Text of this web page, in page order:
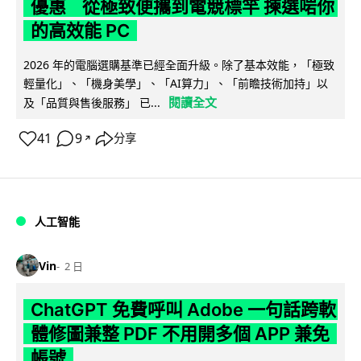
優惠 從極致便攜到電競標竿 揀選啱你
的高效能 PC
2026 年的電腦選購基準已經全面升級。除了基本效能，「極致
輕量化」、「機身美學」、「AI算力」、「前瞻技術加持」以
及「品質與售後服務」 已...
閱讀全文
41 9 ↗ 分享
人工智能
Vin 2 日
ChatGPT 免費呼叫 Adobe 一句話跨軟
體修圖兼整 PDF 不用開多個 APP 兼免